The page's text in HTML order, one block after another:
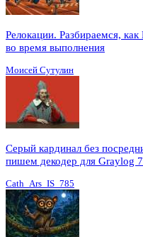
Релокации. Разбираемся,
во время выполнения
Моисей Сутулин
Серый кардинал без
пишем декодер для Graylog
Cath_Ars_IS_785